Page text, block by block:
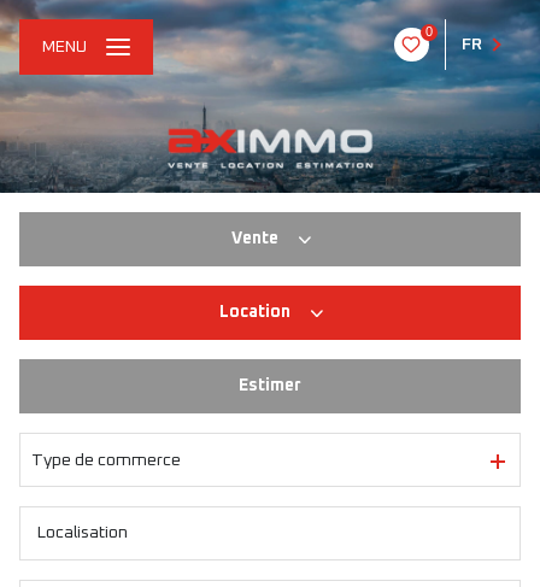
0
FR
MENU
Vente
Location
Estimer
Type de commerce